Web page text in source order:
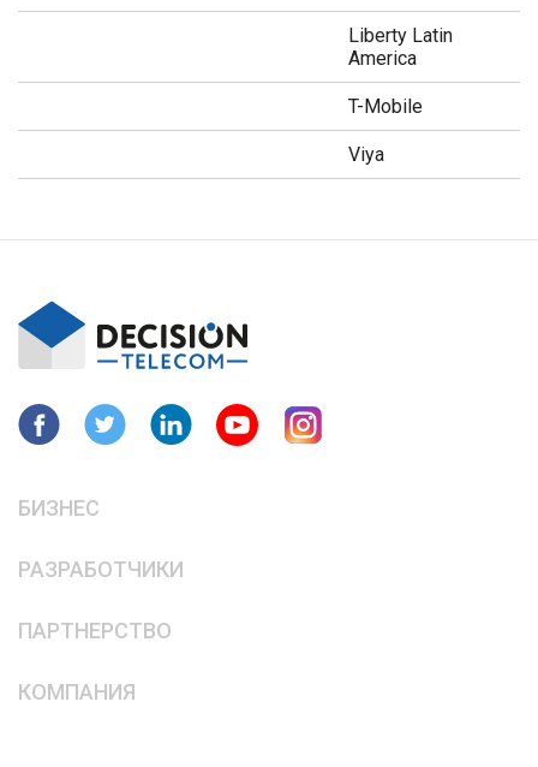
Liberty Latin
America
T-Mobile
Viya
БИЗНЕС
РАЗРАБОТЧИКИ
ПАРТНЕРСТВО
КОМПАНИЯ